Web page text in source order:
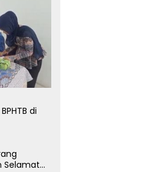
di
Selamat